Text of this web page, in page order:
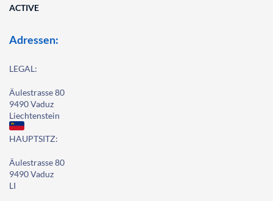
ACTIVE
Adressen:
LEGAL:
Äulestrasse 80
9490 Vaduz
Liechtenstein
HAUPTSITZ:
Äulestrasse 80
9490 Vaduz
LI